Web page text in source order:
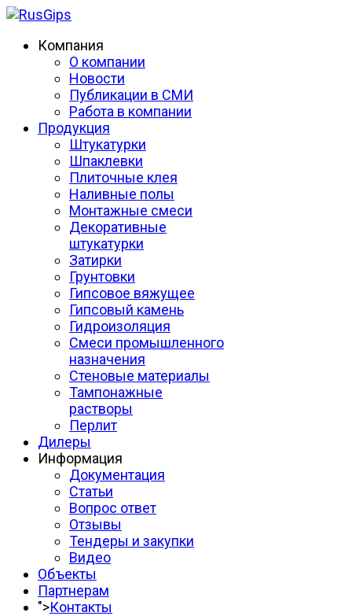
Компания
О компании
Новости
Публикации в СМИ
Работа в компании
Продукция
Штукатурки
Шпаклевки
Плиточные клея
Наливные полы
Монтажные смеси
Декоративные
штукатурки
Затирки
Грунтовки
Гипсовое вяжущее
Гипсовый камень
Гидроизоляция
Смеси промышленного
назначения
Стеновые материалы
Тампонажные
растворы
Перлит
Дилеры
Информация
Документация
Статьи
Вопрос ответ
Отзывы
Тендеры и закупки
Видео
Объекты
Партнерам
">Контакты